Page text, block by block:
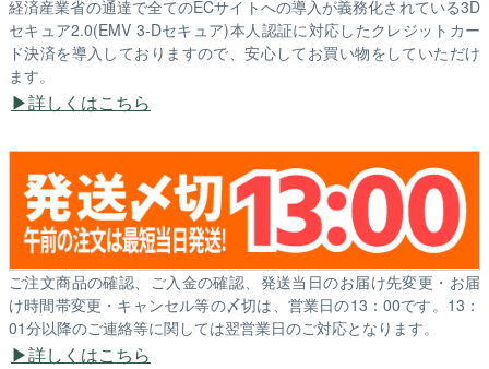
経済産業省の通達で全てのECサイトへの導入が義務化されている3D
セキュア2.0(EMV 3-Dセキュア)本人認証に対応したクレジットカー
ド決済を導入しておりますので、安心してお買い物をしていただけ
ます。
詳しくはこちら
ご注文商品の確認、ご入金の確認、発送当日のお届け先変更・お届
け時間帯変更・キャンセル等の〆切は、営業日の13：00です。13：
01分以降のご連絡等に関しては翌営業日のご対応となります。
詳しくはこちら